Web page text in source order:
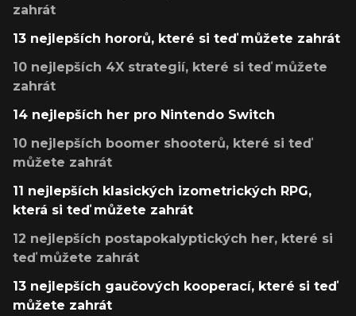
zahrát
13 nejlepších hororů, které si teď můžete zahrát
10 nejlepších 4X strategií, které si teď můžete
zahrát
14 nejlepších her pro Nintendo Switch
10 nejlepších boomer shooterů, které si teď
můžete zahrát
11 nejlepších klasických izometrických RPG,
která si teď můžete zahrát
12 nejlepších postapokalyptických her, které si
teď můžete zahrát
13 nejlepších gaučových kooperací, které si teď
můžete zahrát